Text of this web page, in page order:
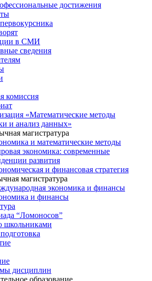
достижения
в СМИ
сведения
комиссия
«Математические методы
и анализ данных»
магистратура
и математические методы
экономика: современные
развития
и финансовая стратегия
магистратура
экономика и финансы
и финансы
“Ломоносов”
школьниками
дисциплин